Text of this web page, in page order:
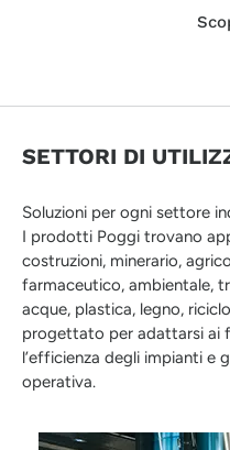
SETTORI DI
Soluzioni per ogni settore
I prodotti Poggi trovano
costruzioni, minerario,
farmaceutico, ambientale,
acque, plastica, legno,
progettato per adattarsi ai
l’efficienza degli impianti e
operativa.